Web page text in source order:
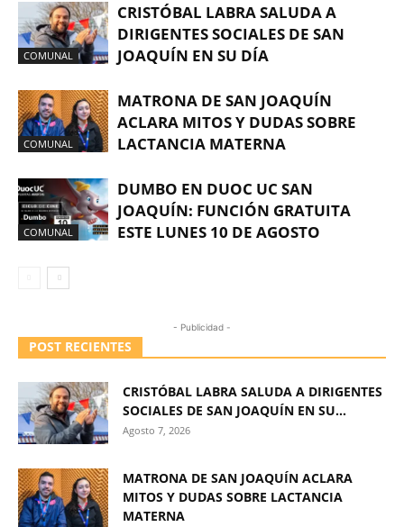
COMUNAL
CRISTÓBAL LABRA SALUDA A
DIRIGENTES SOCIALES DE SAN
JOAQUÍN EN SU DÍA
COMUNAL
MATRONA DE SAN JOAQUÍN
ACLARA MITOS Y DUDAS SOBRE
LACTANCIA MATERNA
COMUNAL
DUMBO EN DUOC UC SAN
JOAQUÍN: FUNCIÓN GRATUITA
ESTE LUNES 10 DE AGOSTO
- Publicidad -
POST RECIENTES
CRISTÓBAL LABRA SALUDA A DIRIGENTES
SOCIALES DE SAN JOAQUÍN EN SU...
Agosto 7, 2026
MATRONA DE SAN JOAQUÍN ACLARA
MITOS Y DUDAS SOBRE LACTANCIA
MATERNA